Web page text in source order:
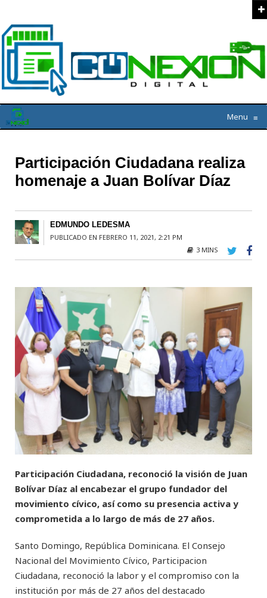
Menu ≡
Participación Ciudadana realiza
homenaje a Juan Bolívar Díaz
EDMUNDO LEDESMA
PUBLICADO EN FEBRERO 11, 2021, 2:21 PM
3 MINS
Participación Ciudadana, reconoció la visión de Juan
Bolívar Díaz al encabezar el grupo fundador del
movimiento cívico, así como su presencia activa y
comprometida a lo largo de más de 27 años.
Santo Domingo, República Dominicana. El Consejo
Nacional del Movimiento Cívico, Participacion
Ciudadana, reconoció la labor y el compromiso con la
institución por más de 27 años del destacado